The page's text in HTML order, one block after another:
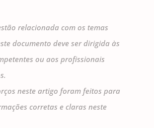
relacionada com os temas
documento deve ser dirigida às
ou aos profissionais
neste artigo foram feitos para
corretas e claras neste